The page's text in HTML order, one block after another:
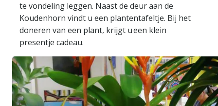
te vondeling leggen. Naast de deur aan de
Koudenhorn vindt u een plantentafeltje. Bij het
doneren van een plant, krijgt u een klein
presentje cadeau.